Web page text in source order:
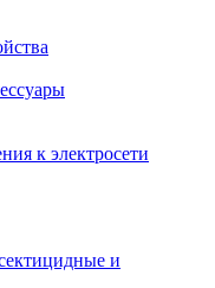
к электросети
и